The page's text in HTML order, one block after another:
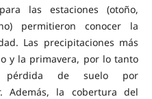
las estaciones (otoño,
permitieron conocer la
Las precipitaciones más
y la primavera, por lo tanto
de suelo por
Además, la cobertura del